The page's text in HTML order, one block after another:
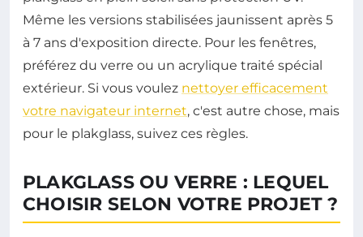
Même les versions stabilisées jaunissent après 5
à 7 ans d'exposition directe. Pour les fenêtres,
préférez du verre ou un acrylique traité spécial
extérieur. Si vous voulez nettoyer efficacement
votre navigateur internet, c'est autre chose, mais
pour le plakglass, suivez ces règles.
PLAKGLASS OU VERRE : LEQUEL
CHOISIR SELON VOTRE PROJET ?